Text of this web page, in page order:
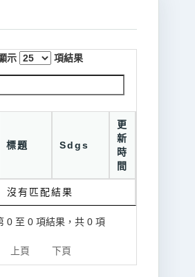
示 項結果
標題 Sdgs
更
新
時
間
沒有匹配結果
0 至 0 項結果，共 0 項
上頁 下頁